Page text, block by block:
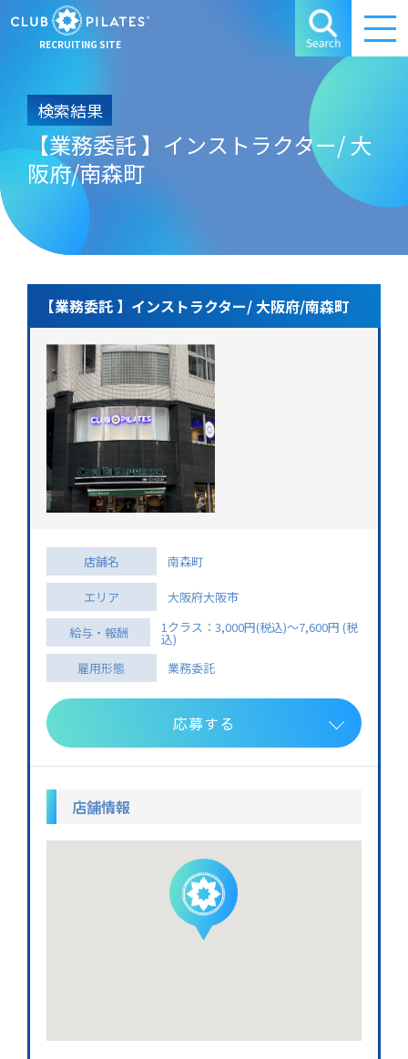
RECRUITING SITE
検索結果
【業務委託 】インストラクター/ 大
阪府/南森町
【業務委託 】インストラクター/ 大阪府/南森町
店舗名 南森町
エリア 大阪府大阪市
給与・報酬 1クラス：3,000円(税込)〜7,600円 (税
込)
雇用形態
業務委託
応募する
店舗情報